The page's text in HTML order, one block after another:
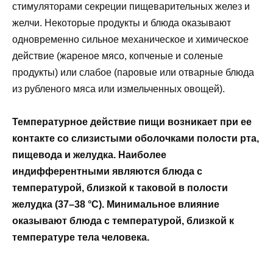
стимуляторами секреции пищеварительных желез и
желчи. Некоторые продукты и блюда оказывают
одновременно сильное механическое и химическое
действие (жареное мясо, копченые и соленые
продукты) или слабое (паровые или отварные блюда
из рубленого мяса или измельченных овощей).
Температурное действие пищи возникает при ее
контакте со слизистыми оболочками полости рта,
пищевода и желудка. Наиболее
индифферентными являются блюда с
температурой, близкой к таковой в полости
желудка (37–38 °С). Минимальное влияние
оказывают блюда с температурой, близкой к
температуре тела человека.